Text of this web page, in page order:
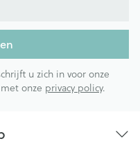
u zich in voor onze
onze privacy policy.